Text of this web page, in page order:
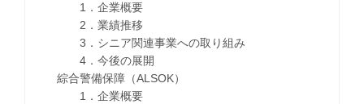
1．企業概要
2．業績推移
3．シニア関連事業への取り組み
4．今後の展開
綜合警備保障（ALSOK）
1．企業概要